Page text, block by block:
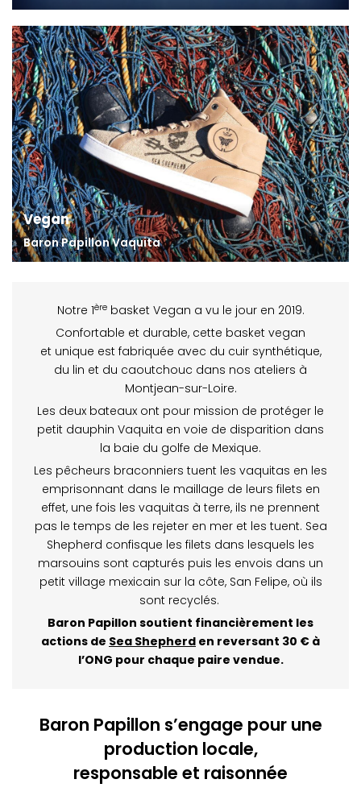
Vegan
Baron Papillon Vaquita
Notre 1èrebasket Vegan a vu le jour en 2019.
Confortable et durable, cette basket vegan
et unique est fabriquée avec du cuir synthétique,
du lin et du caoutchouc dans nos ateliers à
Montjean-sur-Loire.
Les deux bateaux ont pour mission de protéger le
petit dauphin Vaquita en voie de disparition dans
la baie du golfe de Mexique.
Les pêcheurs braconniers tuent les vaquitas en les
emprisonnant dans le maillage de leurs filets en
effet, une fois les vaquitas à terre, ils ne prennent
pas le temps de les rejeter en mer et les tuent. Sea
Shepherd confisque les filets dans lesquels les
marsouins sont capturés puis les envois dans un
petit village mexicain sur la côte, San Felipe, où ils
sont recyclés.
Baron Papillon soutient financièrement les
actions de Sea Shepherd en reversant 30 € à
l’ONG pour chaque paire vendue.
Baron Papillon s’engage pour une
production locale,
responsable et raisonnée